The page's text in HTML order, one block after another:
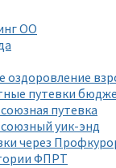
ОО
оздоровление
путевки
путевка
уик-энд
через
ФПРТ